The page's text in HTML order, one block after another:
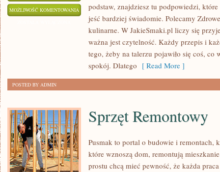
MOŻLIWOŚĆ KOMENTOWANIA PIECZYWO
WYPIEKI
podstaw, znajdziesz tu podpowiedzi,
jeść bardziej świadomie. Polecamy
kulinarne. W JakieSmaki.pl liczy się
ważna jest czytelność. Każdy przepis i
tego, żeby na talerzu pojawiło się coś, co
spokój. Dlatego [ Read More ]
POSTED BY ADMIN
Sprzęt Remontowy
Pusmak to portal o budowie i remontach,
które wznoszą dom, remontują
prostu chcą mieć pewność, że każda